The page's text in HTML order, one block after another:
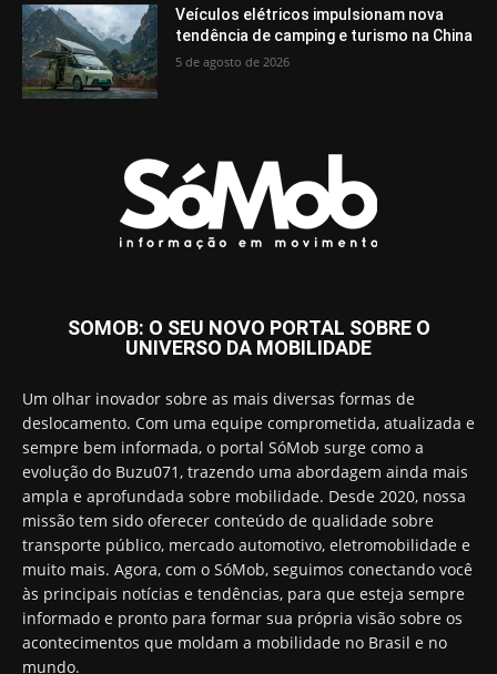
Veículos elétricos impulsionam nova
tendência de camping e turismo na China
5 de agosto de 2026
SOMOB: O SEU NOVO PORTAL SOBRE O
UNIVERSO DA MOBILIDADE
Um olhar inovador sobre as mais diversas formas de
deslocamento. Com uma equipe comprometida, atualizada e
sempre bem informada, o portal SóMob surge como a
evolução do Buzu071, trazendo uma abordagem ainda mais
ampla e aprofundada sobre mobilidade. Desde 2020, nossa
missão tem sido oferecer conteúdo de qualidade sobre
transporte público, mercado automotivo, eletromobilidade e
muito mais. Agora, com o SóMob, seguimos conectando você
às principais notícias e tendências, para que esteja sempre
informado e pronto para formar sua própria visão sobre os
acontecimentos que moldam a mobilidade no Brasil e no
mundo.